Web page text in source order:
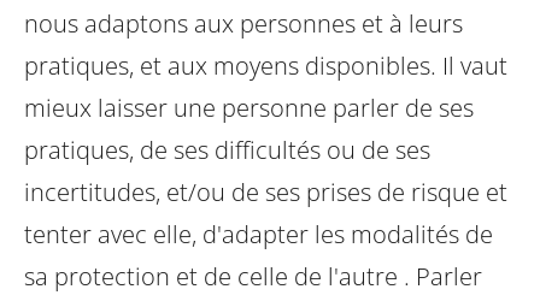
nous adaptons aux personnes et à leurs
pratiques, et aux moyens disponibles. Il vaut
mieux laisser une personne parler de ses
pratiques, de ses difficultés ou de ses
incertitudes, et/ou de ses prises de risque et
tenter avec elle, d'adapter les modalités de
sa protection et de celle de l'autre . Parler